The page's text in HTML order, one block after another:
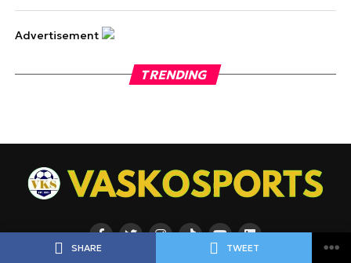
SHARE TWEET
Advertisement
TRENDING